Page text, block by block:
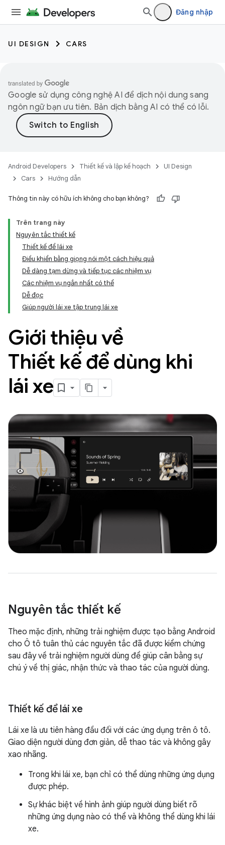
Đăng nhập
UI DESIGN CARS
Google sử dụng công nghệ AI để dịch nội dung sang
ngôn ngữ bạn ưu tiên. Bản dịch bằng AI có thể có lỗi.
Android Developers Thiết kế và lập kế hoạch
UI Design
Cars
Hướng dẫn
Thông tin này có hữu ích không cho bạn không?
Trên trang này
Nguyên tắc thiết kế
Thiết kế để lái xe
Điều khiển bằng giọng nói một cách hiệu quả
Dễ dàng tạm dừng và tiếp tục các nhiệm vụ
Các nhiệm vụ ngắn nhất có thể
Dễ đọc
Giúp người lái xe tập trung lái xe
Giới thiệu về
Thiết kế để dùng khi
lái xe
Nguyên tắc thiết kế
Theo mặc định, những trải nghiệm được tạo bằng Android
cho Ô tô tuân thủ các nguyên tắc đã được kiểm chứng
sau đây về trải nghiệm người dùng để giúp cân bằng sự
chú ý về thị giác, nhận thức và thao tác của người dùng.
Thiết kế để lái xe
Lái xe là ưu tiên hàng đầu đối với các ứng dụng trên ô tô.
Giao diện người dùng đơn giản, dễ thao tác và không gây
xao nhãng.
Trong khi lái xe, bạn chỉ có thể dùng những ứng dụng
được phép.
Sự khác biệt về hình ảnh giúp người dùng biết rõ
những ứng dụng nào có thể và không thể dùng khi lái
xe.